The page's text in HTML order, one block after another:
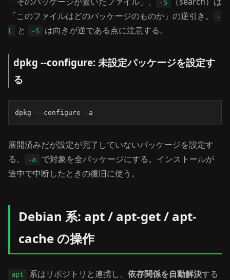
-S
「このファイルはどのパッケージのものか」の逆引き。
-
L
と -S は向きが逆である点に注意する。
dpkg --configure: 未設定パッケージを設定す
る
dpkg --configure -a
展開済みだが設定が完了していないパッケージを設定す
る。
-a
で対象を全パッケージにする。インストールが
途中で中断したときの復旧に使う。
Debian 系: apt / apt-get / apt-
cache の操作
apt 系はリポジトリと連携し、 依存関係を自動解決する